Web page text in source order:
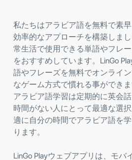
私たちはアラビア語を無料で素
効率的なアプローチを構築しま
常生活で使用できる単語やフレ
をおすすめしています。LinGo
語やフレーズを無料でオンライ
なゲーム方式で慣れる事ができ
アラビア語学習は定期的に英会
時間がない人にとって最適な選
適に自分の時間でアラビア語を
ります。
LinGo Playウェブアプリは、モバ